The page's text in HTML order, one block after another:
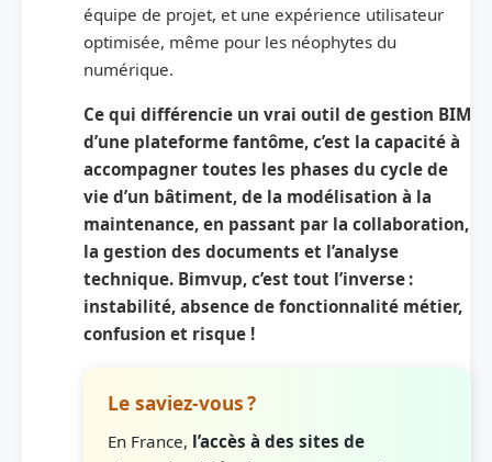
équipe de projet, et une expérience utilisateur
optimisée, même pour les néophytes du
numérique.
Ce qui différencie un vrai outil de gestion BIM
d’une plateforme fantôme, c’est la capacité à
accompagner toutes les phases du cycle de
vie d’un bâtiment, de la modélisation à la
maintenance, en passant par la collaboration,
la gestion des documents et l’analyse
technique. Bimvup, c’est tout l’inverse :
instabilité, absence de fonctionnalité métier,
confusion et risque !
Le saviez-vous ?
En France, l’accès à des sites de